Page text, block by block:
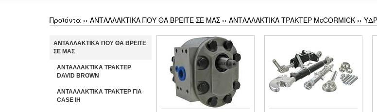
Προϊόντα ›› ΑΝΤΑΛΛΑΚΤΙΚΑ ΠΟΥ ΘΑ ΒΡΕΙΤΕ ΣΕ ΜΑΣ ›› ΑΝΤΑΛΛΑΚΤΙΚΑ ΤΡΑΚΤΕΡ McCORMICK ››
ΑΝΤΑΛΛΑΚΤΙΚΑ ΠΟΥ ΘΑ ΒΡΕΙΤΕ
ΣΕ ΜΑΣ
ΑΝΤΑΛΛΑΚΤΙΚΑ ΤΡΑΚΤΕΡ
DAVID BROWN
ΑΝΤΑΛΛΑΚΤΙΚΑ ΤΡΑΚΤΕΡ ΓΙΑ
CASE IH